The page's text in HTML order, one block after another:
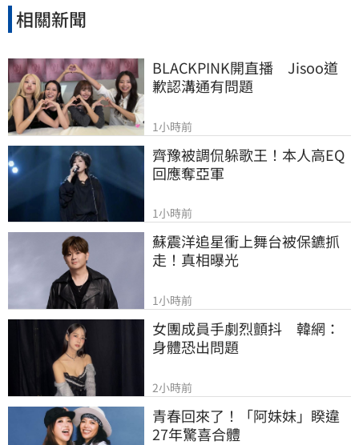
相關新聞
BLACKPINK開直播　Jisoo道
歉認溝通有問題
1小時前
齊豫被調侃躲歌王！本人高EQ
回應奪亞軍
1小時前
蘇震洋追星衝上舞台被保鑣抓
走！真相曝光
1小時前
女團成員手劇烈顫抖　韓網：
身體恐出問題
2小時前
青春回來了！「阿妹妹」睽違
27年驚喜合體